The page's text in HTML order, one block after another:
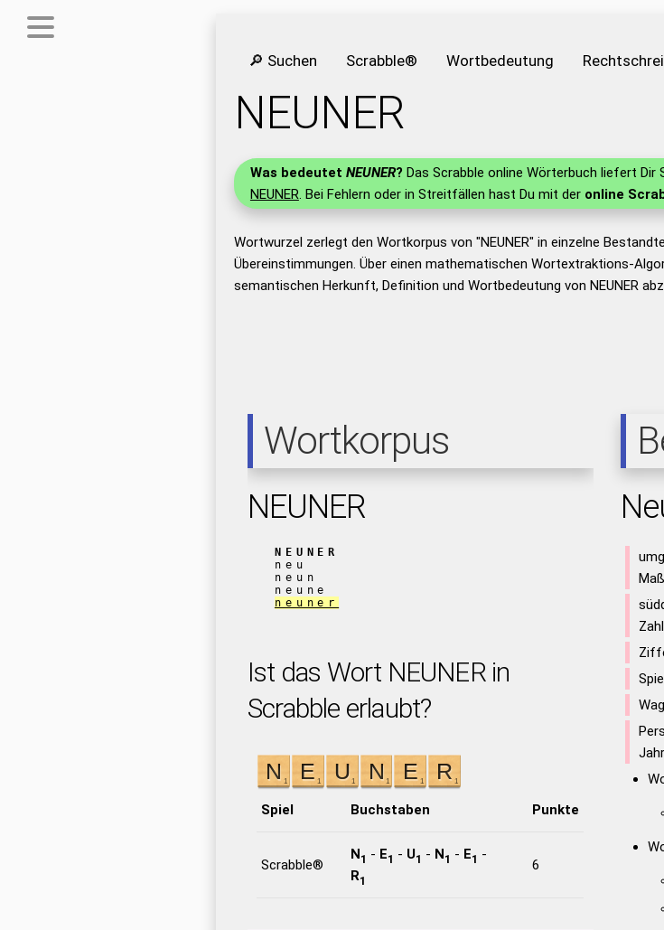
🔎 Suchen Scrabble® Wortbedeutung
NEUNER
Was bedeutet NEUNER? Das Scrabble online Wörterbuch liefert Dir
NEUNER. Bei Fehlern oder in Streitfällen hast Du mit der online
Wortwurzel zerlegt den Wortkorpus von "NEUNER" in einzelne
Übereinstimmungen. Über einen mathematischen Wortextraktions-
semantischen Herkunft, Definition und Wortbedeutung von NEUNER
Wortkorpus
NEUNER
NEUNER
neu
neun
neune
neuner
Ist das Wort NEUNER in
Scrabble erlaubt?
Spiel Buchstaben Punkte
Scrabble®
N1 - E1 - U1 - N1 - E1 -
R1
6